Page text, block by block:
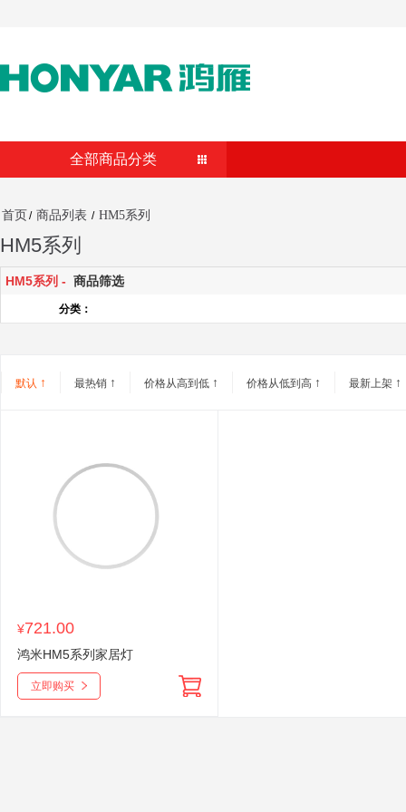
全部商品分类
首页 / 商品列表 / HM5系列
HM5系列
HM5系列 - 商品筛选
分类：
默认 ↑ 最热销 ↑ 价格从高到低 ↑ 价格从低到高 ↑ 最新上架 ↑
¥721.00
鸿米HM5系列家居灯
立即购买